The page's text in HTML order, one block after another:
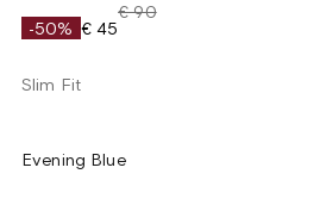
-50% € 45
€ 90
Slim Fit
Evening Blue